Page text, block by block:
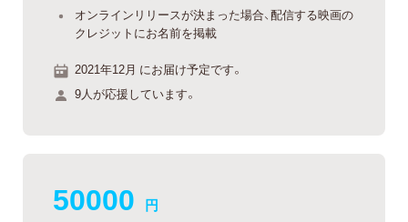
オンラインリリースが決まった場合、配信する映画の
クレジットにお名前を掲載
2021年12月 にお届け予定です。
9人が応援しています。
50000 円